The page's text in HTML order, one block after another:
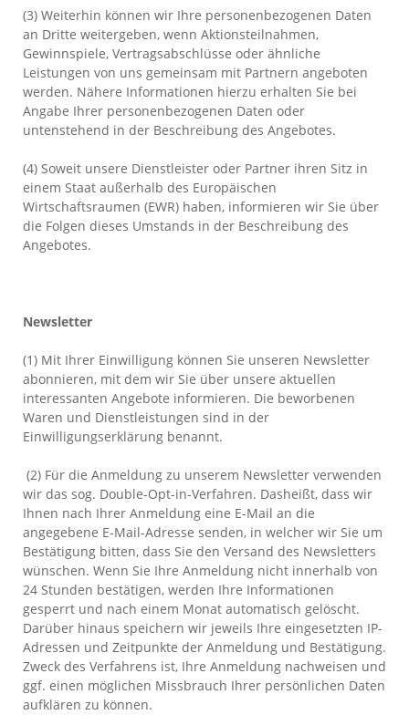
(3) Weiterhin können wir Ihre personenbezogenen Daten
an Dritte weitergeben, wenn Aktionsteilnahmen,
Gewinnspiele, Vertragsabschlüsse oder ähnliche
Leistungen von uns gemeinsam mit Partnern angeboten
werden. Nähere Informationen hierzu erhalten Sie bei
Angabe Ihrer personenbezogenen Daten oder
untenstehend in der Beschreibung des Angebotes.
(4) Soweit unsere Dienstleister oder Partner ihren Sitz in
einem Staat außerhalb des Europäischen
Wirtschaftsraumen (EWR) haben, informieren wir Sie über
die Folgen dieses Umstands in der Beschreibung des
Angebotes.
Newsletter
(1) Mit Ihrer Einwilligung können Sie unseren Newsletter
abonnieren, mit dem wir Sie über unsere aktuellen
interessanten Angebote informieren. Die beworbenen
Waren und Dienstleistungen sind in der
Einwilligungserklärung benannt.
(2) Für die Anmeldung zu unserem Newsletter verwenden
wir das sog. Double-Opt-in-Verfahren. Dasheißt, dass wir
Ihnen nach Ihrer Anmeldung eine E-Mail an die
angegebene E-Mail-Adresse senden, in welcher wir Sie um
Bestätigung bitten, dass Sie den Versand des Newsletters
wünschen. Wenn Sie Ihre Anmeldung nicht innerhalb von
24 Stunden bestätigen, werden Ihre Informationen
gesperrt und nach einem Monat automatisch gelöscht.
Darüber hinaus speichern wir jeweils Ihre eingesetzten IP-
Adressen und Zeitpunkte der Anmeldung und Bestätigung.
Zweck des Verfahrens ist, Ihre Anmeldung nachweisen und
ggf. einen möglichen Missbrauch Ihrer persönlichen Daten
aufklären zu können.